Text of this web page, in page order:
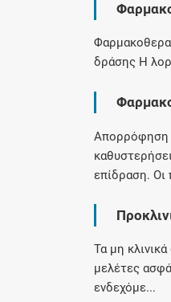
δράσης Η
Απορρόφηση
επίδραση. Οι
Τα μη
μελέτες
ενδεχόμε...